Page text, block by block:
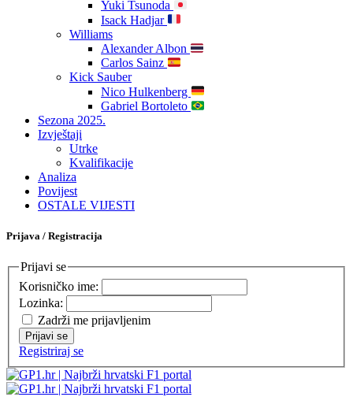
Yuki Tsunoda
Isack Hadjar
Williams
Alexander Albon
Carlos Sainz
Kick Sauber
Nico Hulkenberg
Gabriel Bortoleto
Sezona 2025.
Izvještaji
Utrke
Kvalifikacije
Analiza
Povijest
OSTALE VIJESTI
Prijava / Registracija
Prijavi se
Korisničko ime:
Lozinka:
Zadrži me prijavljenim
Prijavi se
Registriraj se